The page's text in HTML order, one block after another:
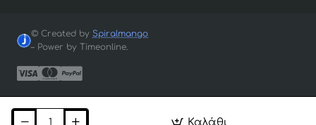
Καλάθι
© Created by Spiralmango
– Power by Timeonline.